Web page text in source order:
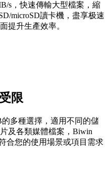
s，快速傳輸大型檔案，縮
microSD讀卡機，盡享极速
提升生產效率。
限
多種選擇，適用不同的儲
及各類媒體檔案，Biwin
合您的使用場景或項目需求